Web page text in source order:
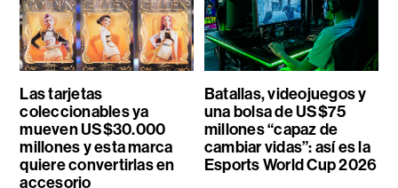
Las tarjetas
coleccionables ya
mueven US$30.000
millones y esta marca
quiere convertirlas en
accesorio
Batallas, videojuegos y
una bolsa de US$75
millones “capaz de
cambiar vidas”: así es la
Esports World Cup 2026